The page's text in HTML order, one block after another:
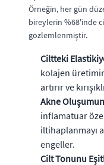
Örneğin, her gün
bireylerin %68'inde
gözlemlenmiştir.
Ciltteki
kolajen
artırır ve
Akne
inflamatuar
iltihaplanmayı
engeller.
Cilt Tonunu